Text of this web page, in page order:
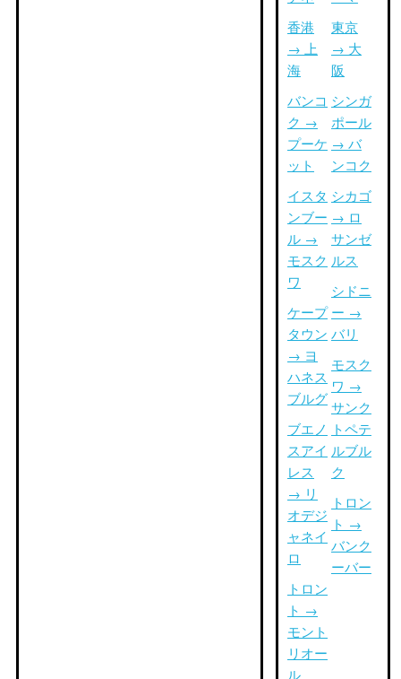
香港
→ 上
海
バンコ
ク →
プーケ
ット
イスタ
ンブー
ル →
モスク
ワ
ケープ
タウン
→ ヨ
ハネス
ブルグ
ブエノ
スアイ
レス
→ リ
オデジ
ャネイ
ロ
トロン
ト →
モント
リオー
ル
東京
→ 大
阪
シンガ
ポール
→ バ
ンコク
シカゴ
→ ロ
サンゼ
ルス
シドニ
ー →
バリ
モスク
ワ →
サンク
トペテ
ルブル
ク
トロン
ト →
バンク
ーバー